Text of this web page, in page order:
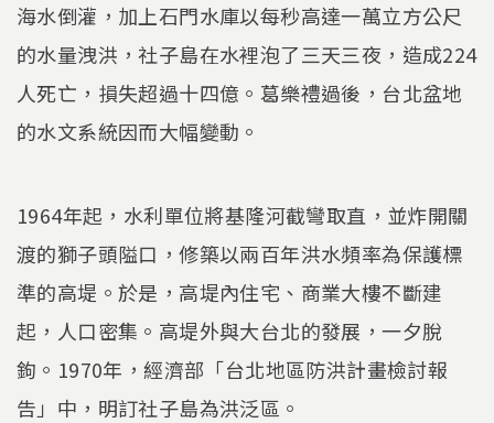
海水倒灌，加上石門水庫以每秒高達一萬立方公尺
的水量洩洪，社子島在水裡泡了三天三夜，造成224
人死亡，損失超過十四億。葛樂禮過後，台北盆地
的水文系統因而大幅變動。
1964年起，水利單位將基隆河截彎取直，並炸開關
渡的獅子頭隘口，修築以兩百年洪水頻率為保護標
準的高堤。於是，高堤內住宅、商業大樓不斷建
起，人口密集。高堤外與大台北的發展，一夕脫
鉤。1970年，經濟部「台北地區防洪計畫檢討報
告」中，明訂社子島為洪泛區。